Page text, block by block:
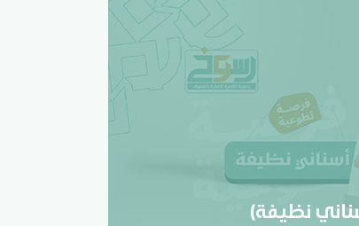
نظيفة)
نظيفة)
تسجيل